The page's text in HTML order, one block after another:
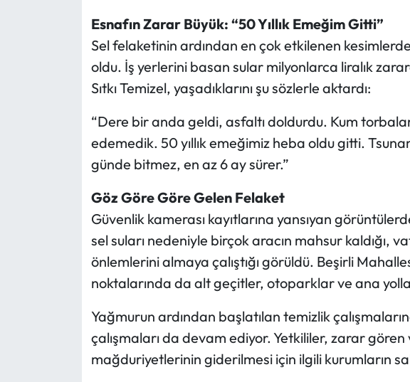
Esnafın Zarar Büyük: “50 Yıllık Emeğim Gitti”
Sel felaketinin ardından en çok etkilenen
oldu. İş yerlerini basan sular milyonlarca liralık
Sıtkı Temizel, yaşadıklarını şu sözlerle aktardı:
“Dere bir anda geldi, asfaltı doldurdu. Kum
edemedik. 50 yıllık emeğimiz heba oldu gitti.
günde bitmez, en az 6 ay sürer.”
Göz Göre Göre Gelen Felaket
Güvenlik kamerası kayıtlarına yansıyan
sel suları nedeniyle birçok aracın mahsur kaldığı,
önlemlerini almaya çalıştığı görüldü. Beşirli
noktalarında da alt geçitler, otoparklar ve ana
Yağmurun ardından başlatılan temizlik
çalışmaları da devam ediyor. Yetkililer, zarar
mağduriyetlerinin giderilmesi için ilgili kurumların